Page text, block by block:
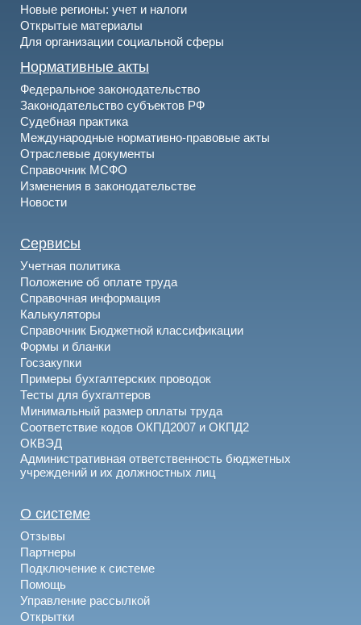
Новые регионы: учет и налоги
Открытые материалы
Для организации социальной сферы
Нормативные акты
Федеральное законодательство
Законодательство субъектов РФ
Судебная практика
Международные нормативно-правовые акты
Отраслевые документы
Справочник МСФО
Изменения в законодательстве
Новости
Сервисы
Учетная политика
Положение об оплате труда
Справочная информация
Калькуляторы
Справочник Бюджетной классификации
Формы и бланки
Госзакупки
Примеры бухгалтерских проводок
Тесты для бухгалтеров
Минимальный размер оплаты труда
Соответствие кодов ОКПД2007 и ОКПД2
ОКВЭД
Административная ответственность бюджетных
учреждений и их должностных лиц
О системе
Отзывы
Партнеры
Подключение к системе
Помощь
Управление рассылкой
Открытки